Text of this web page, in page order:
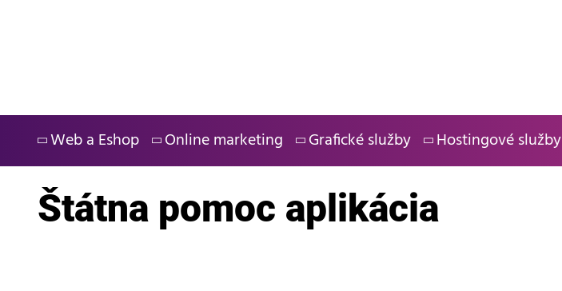
Web a Eshop Online marketing Grafické služby Hostingové služby
Štátna pomoc aplikácia